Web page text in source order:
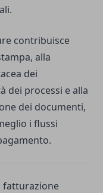
contribuisce
alla
dei
dei processi e alla
dei documenti,
i flussi
fatturazione